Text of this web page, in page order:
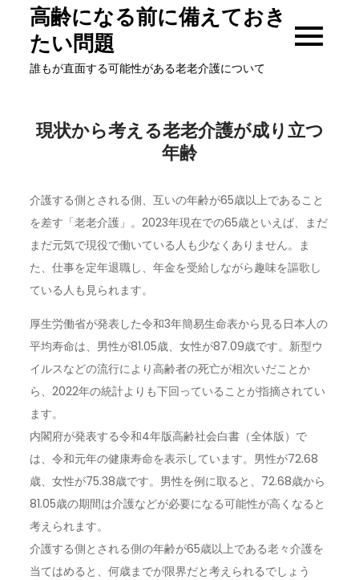
content
高齢になる前に備えておき
たい問題
誰もが直面する可能性がある老老介護について
現状から考える老老介護が成り立つ
年齢
介護する側とされる側、互いの年齢が65歳以上であること
を差す「老老介護」。2023年現在での65歳といえば、まだ
まだ元気で現役で働いている人も少なくありません。ま
た、仕事を定年退職し、年金を受給しながら趣味を謳歌し
ている人も見られます。
厚生労働省が発表した令和3年簡易生命表から見る日本人の
平均寿命は、男性が81.05歳、女性が87.09歳です。新型ウ
イルスなどの流行により高齢者の死亡が相次いだことか
ら、2022年の統計よりも下回っていることが指摘されてい
ます。
内閣府が発表する令和4年版高齢社会白書（全体版）で
は、令和元年の健康寿命を表示しています。男性が72.68
歳、女性が75.38歳です。男性を例に取ると、72.68歳から
81.05歳の期間は介護などが必要になる可能性が高くなると
考えられます。
介護する側とされる側の年齢が65歳以上である老々介護を
当てはめると、何歳までが限界だと考えられるでしょう